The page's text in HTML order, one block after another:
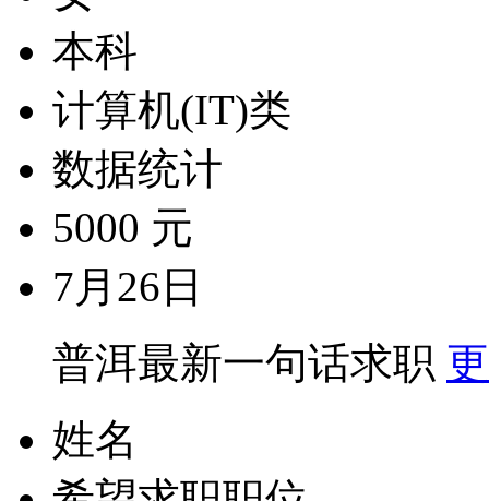
本科
计算机(IT)类
数据统计
5000 元
7月26日
普洱最新一句话求职
姓名